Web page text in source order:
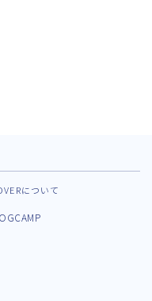
について